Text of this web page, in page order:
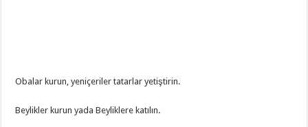
Obalar kurun, yeniçeriler tatarlar yetiştirin.
Beylikler kurun yada Beyliklere katılın.